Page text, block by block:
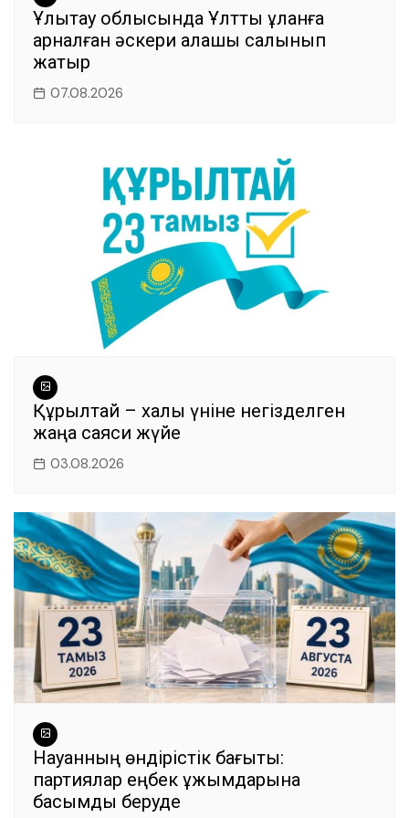
Ұлытау облысында Ұлттық ұланға
арналған әскери қалашық салынып
жатыр
07.08.2026
Құрылтай – халық үніне негізделген
жаңа саяси жүйе
03.08.2026
Науқанның өндірістік бағыты:
партиялар еңбек ұжымдарына
басымдық беруде